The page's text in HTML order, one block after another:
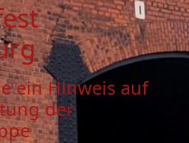
ein Hinweis auf
der